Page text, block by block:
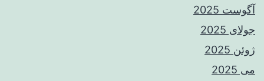
آگوست 2025
جولای 2025
ژوئن 2025
می 2025